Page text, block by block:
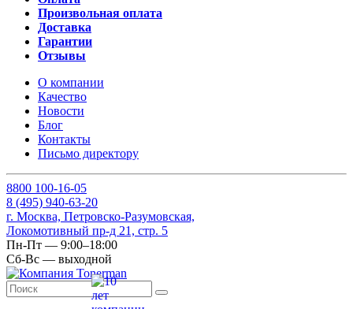
Произвольная оплата
Доставка
Гарантии
Отзывы
О компании
Качество
Новости
Блог
Контакты
Письмо директору
8800 100-16-05
8 (495) 940-63-20
г. Москва, Петровско-Разумовская,
Локомотивный пр-д 21, стр. 5
Пн-Пт — 9:00–18:00
Сб-Вс — выходной